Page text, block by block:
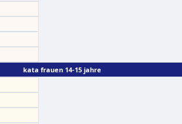
kata frauen 14-15 jahre